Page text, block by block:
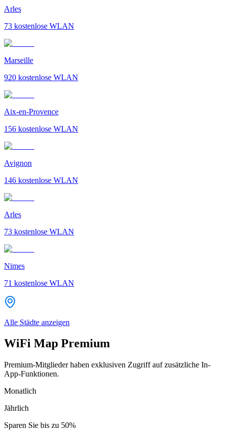
Arles
73 kostenlose WLAN
Marseille
920 kostenlose WLAN
Aix-en-Provence
156 kostenlose WLAN
Avignon
146 kostenlose WLAN
Arles
73 kostenlose WLAN
Nimes
71 kostenlose WLAN
Alle Städte anzeigen
WiFi Map Premium
Premium-Mitglieder haben exklusiven Zugriff auf zusätzliche In-
App-Funktionen.
Monatlich
Jährlich
Sparen Sie bis zu 50%